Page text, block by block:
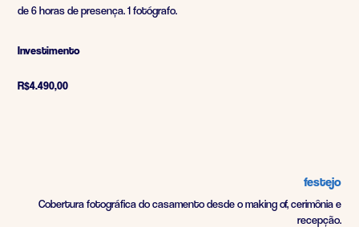
de 6 horas de presença. 1 fotógrafo.
Investimento
R$4.490,00
festejo
Cobertura fotográfica do casamento desde o making of, cerimônia e
recepção.